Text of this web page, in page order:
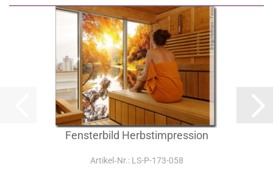
Fensterbild Herbstimpression
Artikel‑Nr.: LS-P-173-058